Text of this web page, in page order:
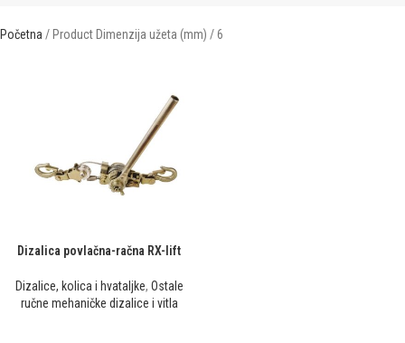
Početna Product Dimenzija užeta (mm) 6
Dizalica povlačna-račna RX-lift
Dizalice, kolica i hvataljke, Ostale
ručne mehaničke dizalice i vitla